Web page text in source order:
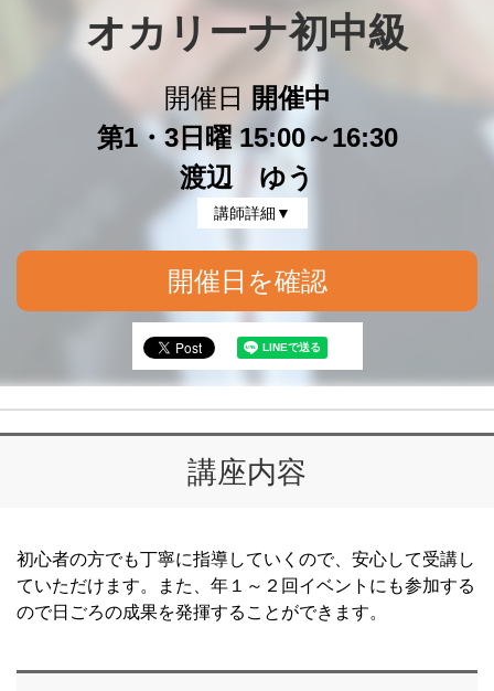
オカリーナ初中級
開催日
開催中
第1・3日曜 15:00～16:30
渡辺 ゆう
講師詳細▼
開催日を確認
講座内容
初心者の方でも丁寧に指導していくので、安心して受講し
ていただけます。また、年１～２回イベントにも参加する
ので日ごろの成果を発揮することができます。